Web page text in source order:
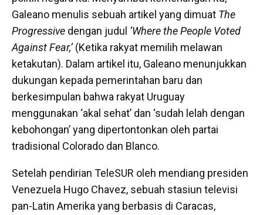
Galeano menulis sebuah artikel yang dimuat The
Progressive dengan judul ‘Where the People Voted
Against Fear,’(Ketika rakyat memilih melawan
ketakutan). Dalam artikel itu, Galeano menunjukkan
dukungan kepada pemerintahan baru dan
berkesimpulan bahwa rakyat Uruguay
menggunakan ‘akal sehat’ dan ‘sudah lelah dengan
kebohongan’ yang dipertontonkan oleh partai
tradisional Colorado dan Blanco.
Setelah pendirian TeleSUR oleh mendiang presiden
Venezuela Hugo Chavez, sebuah stasiun televisi
pan-Latin Amerika yang berbasis di Caracas,